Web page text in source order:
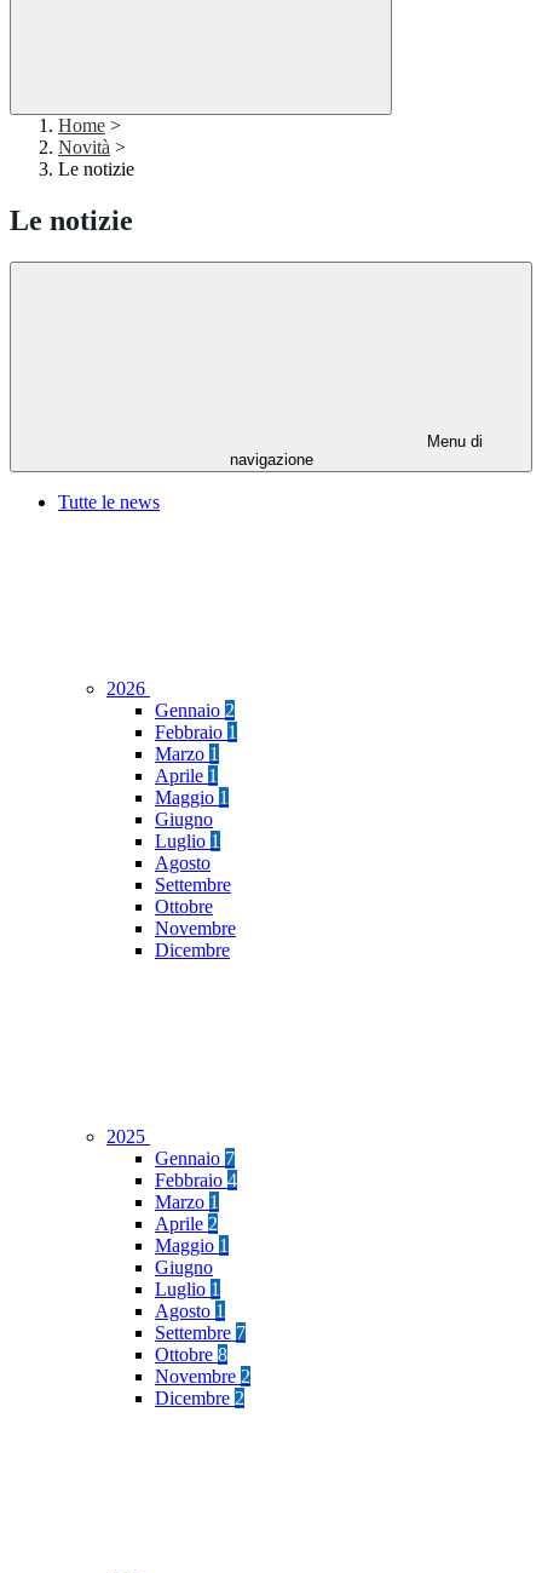
Home >
Novità >
Le notizie
Le notizie
Menu di
navigazione
Tutte le news
2026
Gennaio 2
Febbraio 1
Marzo 1
Aprile 1
Maggio 1
Giugno
Luglio 1
Agosto
Settembre
Ottobre
Novembre
Dicembre
2025
Gennaio 7
Febbraio 4
Marzo 1
Aprile 2
Maggio 1
Giugno
Luglio 1
Agosto 1
Settembre 7
Ottobre 8
Novembre 2
Dicembre 2